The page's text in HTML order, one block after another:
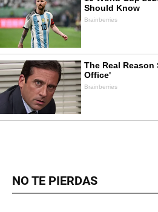
NO TE PIERDAS